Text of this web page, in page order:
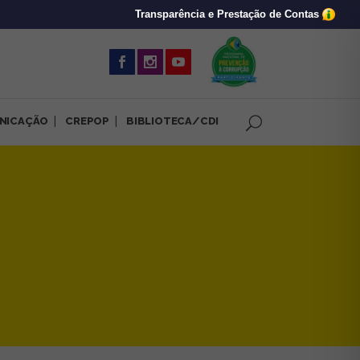
Transparência e Prestação de Contas
CREPOP BIBLIOTECA/CDI